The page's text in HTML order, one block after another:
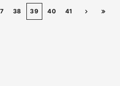
んなり動いてくれよ😭
38 39 40 41